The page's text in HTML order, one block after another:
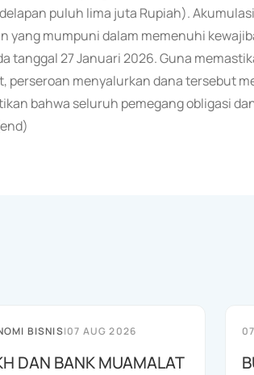
puluh lima juta Rupiah).
mumpuni dalam memenuhi
tanggal 27 Januari 2026. Guna
perseroan menyalurkan dana tersebut
bahwa seluruh pemegang obligasi
BISNIS|07 AUG 2026
DAN BANK MUAMALAT